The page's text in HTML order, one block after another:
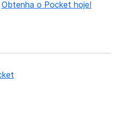
Obtenha o Pocket hoje!